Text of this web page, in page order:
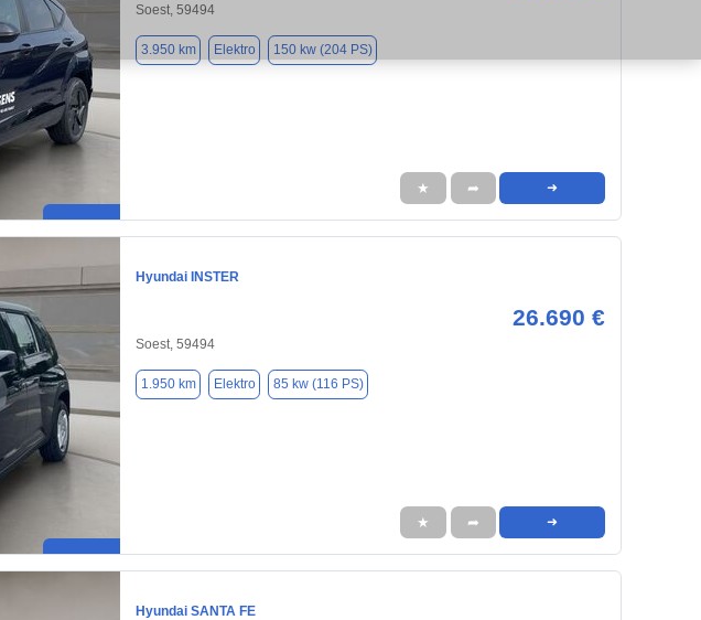
Soest, 59494
3.950 km Elektro 150 kw (204 PS)
★ ➦ ➜
Hyundai INSTER
26.690 €
Soest, 59494
1.950 km Elektro 85 kw (116 PS)
★ ➦ ➜
Hyundai SANTA FE